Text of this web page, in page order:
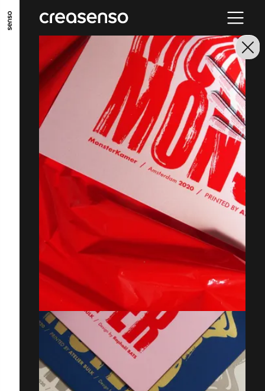
ALLER AU CONTENU PRINCIPAL
ALLER AU MENU PRINCIPAL
ALLER EN BAS DE PAGE